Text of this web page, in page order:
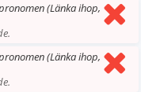
(Länka ihop,
(Länka ihop,